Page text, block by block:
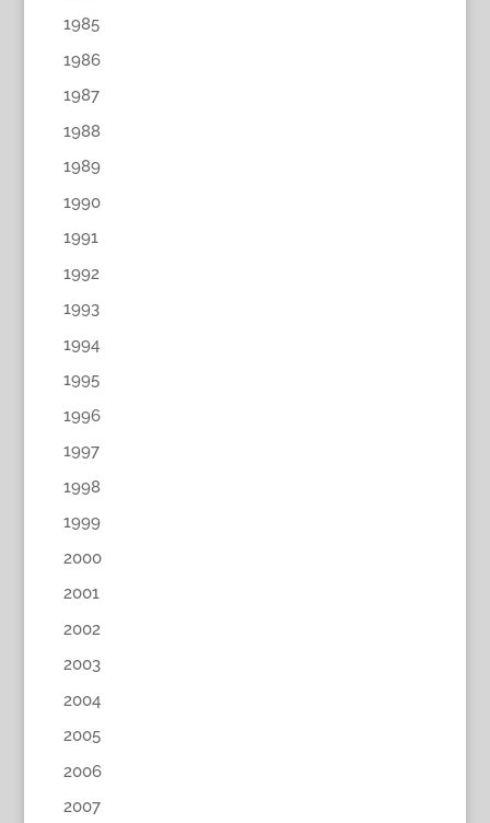
1985
1986
1987
1988
1989
1990
1991
1992
1993
1994
1995
1996
1997
1998
1999
2000
2001
2002
2003
2004
2005
2006
2007